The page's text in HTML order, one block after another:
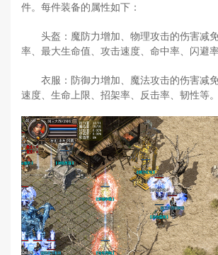
件。每件装备的属性如下：
头盔：魔防力增加、物理攻击的伤害减
率、最大生命值、攻击速度、命中率、闪避率
衣服：防御力增加、魔法攻击的伤害减
速度、生命上限、招架率、反击率、韧性等。